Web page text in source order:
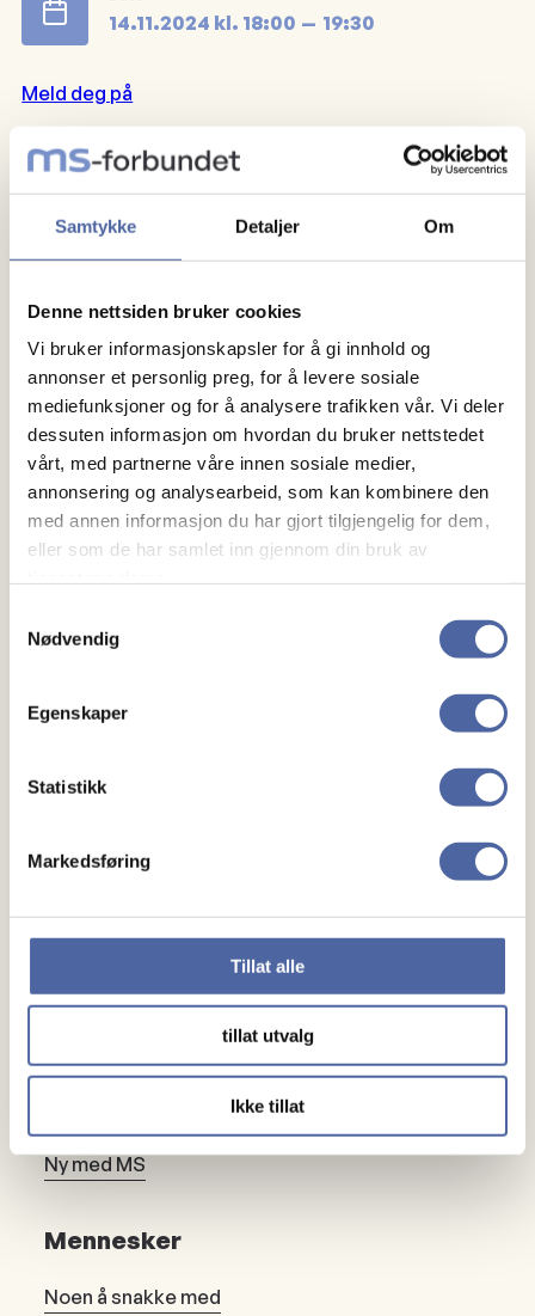
Samtykke Detaljer Om
Denne nettsiden bruker cookies
Vi bruker informasjonskapsler for å gi innhold og
annonser et personlig preg, for å levere sosiale
mediefunksjoner og for å analysere trafikken vår. Vi deler
dessuten informasjon om hvordan du bruker nettstedet
vårt, med partnerne våre innen sosiale medier,
annonsering og analysearbeid, som kan kombinere den
med annen informasjon du har gjort tilgjengelig for dem,
eller som de har samlet inn gjennom din bruk av
Nødvendig
Egenskaper
Statistikk
Markedsføring
Tillat alle
tillat utvalg
Ikke tillat
14.11.2024 kl. 18:00 19:30
Meld deg på
Hvem er kurset for?
Det er obligatorisk å ha deltatt på introduksjonskurs
ungkontakter står oppnevnt som likepersoner, så det
er viktig at de også har deltatt på introduksjonskurs.
Mål med kurset og innhold
Med kurset skal du bli kjent med MS-forbundet og
vårt arbeid. Videre får du en grundig innføring i
likepersonsarbeid og hva som er viktig å tenke på i
rollen som likeperson. Du får også noen nyttige tips
og verktøy å ta med deg videre.
Praktisk info
Kurset foregår digitalt på Teams. Link til møtet vil bli
sendt ut i forkant av kurset. Har du spørsmål kan du ta
kontakt med organisasjonsrådgiver Linda Melling
Øiehaug, på e-post linda@ms.no.
Om MS
Om MS
Ny med MS
Mennesker
Noen å snakke med